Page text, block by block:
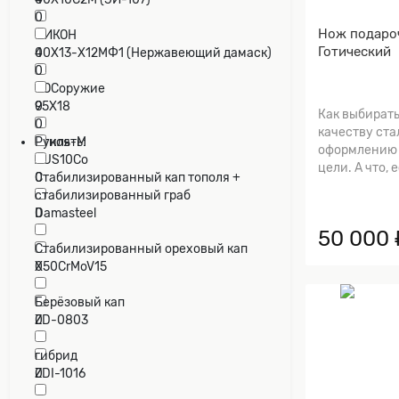
НИКОН
0
РОСоружие
0
Стиль-М
0
0
40Х13-Х12МФ1 (Нержавеющий дамаск)
0
95Х18
0
AUS10Co
0
Damasteel
0
X50CrMoV15
0
ZD-0803
0
ZDI-1016
0
Рукоять:
Cтабилизированный кап тополя +
стабилизированный граб
0
Cтабилизированный ореховый кап
0
Берёзовый кап
0
гибрид
0
Нож
Готический
Как
качеству
оформлению
цели. А что,
50 000